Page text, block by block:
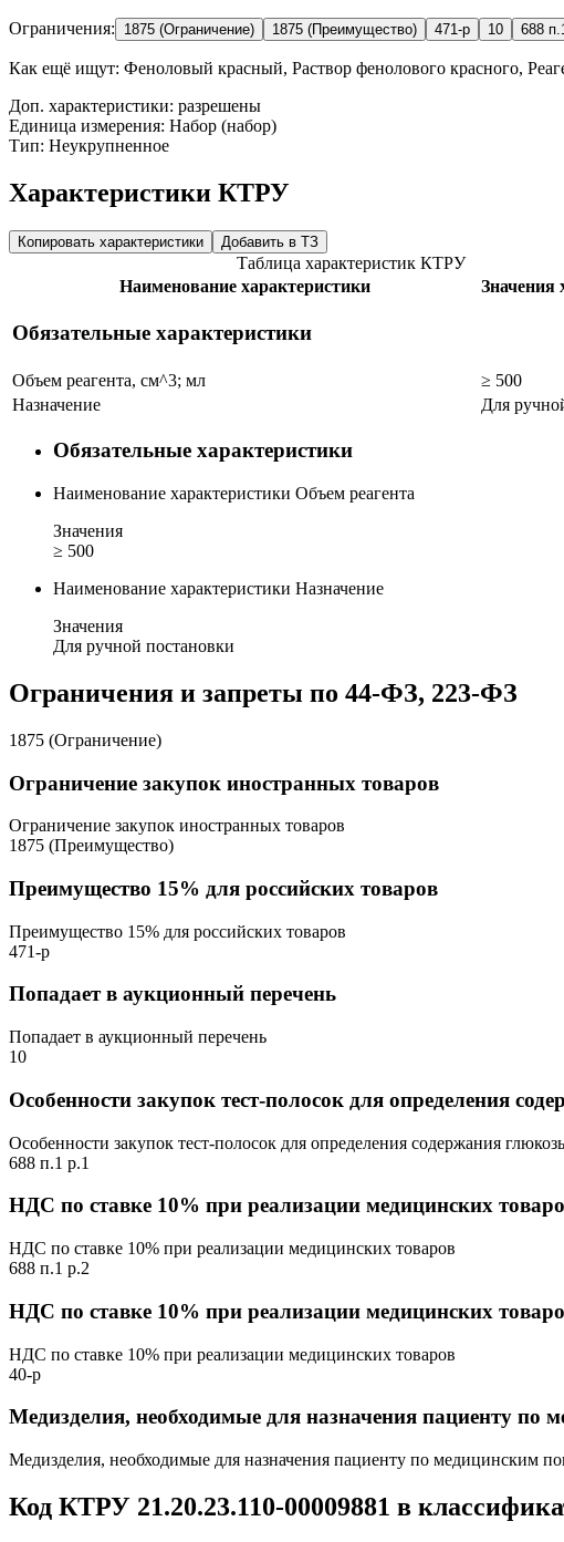
Ограничения: 1875 (Ограничение) 1875 (Преимущество) 471-р 10 688
Как ещё ищут: Феноловый красный, Раствор фенолового красного,
Доп. характеристики: разрешены
Единица измерения: Набор (набор)
Тип: Неукрупненное
Характеристики КТРУ
Копировать характеристики Добавить в ТЗ
Таблица характеристик КТРУ
Наименование характеристики
Значения
Обязательные характеристики
Объем реагента, см^3; мл
≥ 500
Назначение
Для
Обязательные характеристики
Наименование характеристики Объем реагента
Значения
≥ 500
Наименование характеристики Назначение
Значения
Для ручной постановки
Ограничения и запреты по 44-ФЗ, 223-ФЗ
1875 (Ограничение)
Ограничение закупок иностранных товаров
Ограничение закупок иностранных товаров
1875 (Преимущество)
Преимущество 15% для российских товаров
Преимущество 15% для российских товаров
471-р
Попадает в аукционный перечень
Попадает в аукционный перечень
10
Особенности закупок тест-полосок для определения
Особенности закупок тест-полосок для определения содержания
688 п.1 р.1
НДС по ставке 10% при реализации медицинских
НДС по ставке 10% при реализации медицинских товаров
688 п.1 р.2
НДС по ставке 10% при реализации медицинских
НДС по ставке 10% при реализации медицинских товаров
40-р
Медизделия, необходимые для назначения пациенту
Медизделия, необходимые для назначения пациенту по медицинским
Код КТРУ 21.20.23.110-00009881 в